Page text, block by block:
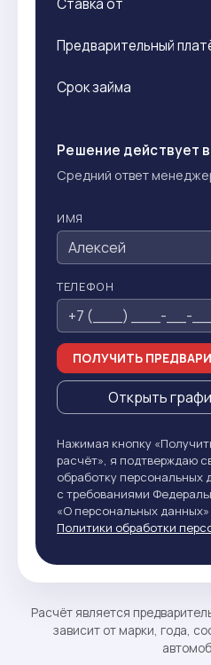
Ставка от
Предварительный
Срок займа
Решение действует
Средний ответ
ИМЯ
ТЕЛЕФОН
ПОЛУЧИТЬ
Открыть
Нажимая кнопку
расчёт», я подтверждаю
обработку персональных
с требованиями
«О персональных
Политики обработки
Расчёт является
зависит от марки, года,